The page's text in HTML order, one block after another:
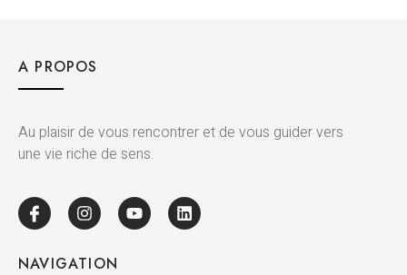
A PROPOS
Au plaisir de vous rencontrer et de vous guider vers
une vie riche de sens.
NAVIGATION